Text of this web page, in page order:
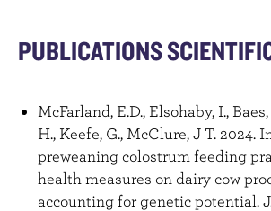
PUBLICATIONS
McFarland, E.D., Elsohaby, I.,
H., Keefe, G., McClure, J T. 2024.
preweaning colostrum feeding
health measures on dairy cow
accounting for genetic potential.